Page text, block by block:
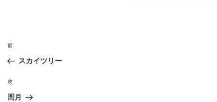
投
ナ
ビ
ゲ
前
の
稿
前
スカイツリー
次
の
次
閏月